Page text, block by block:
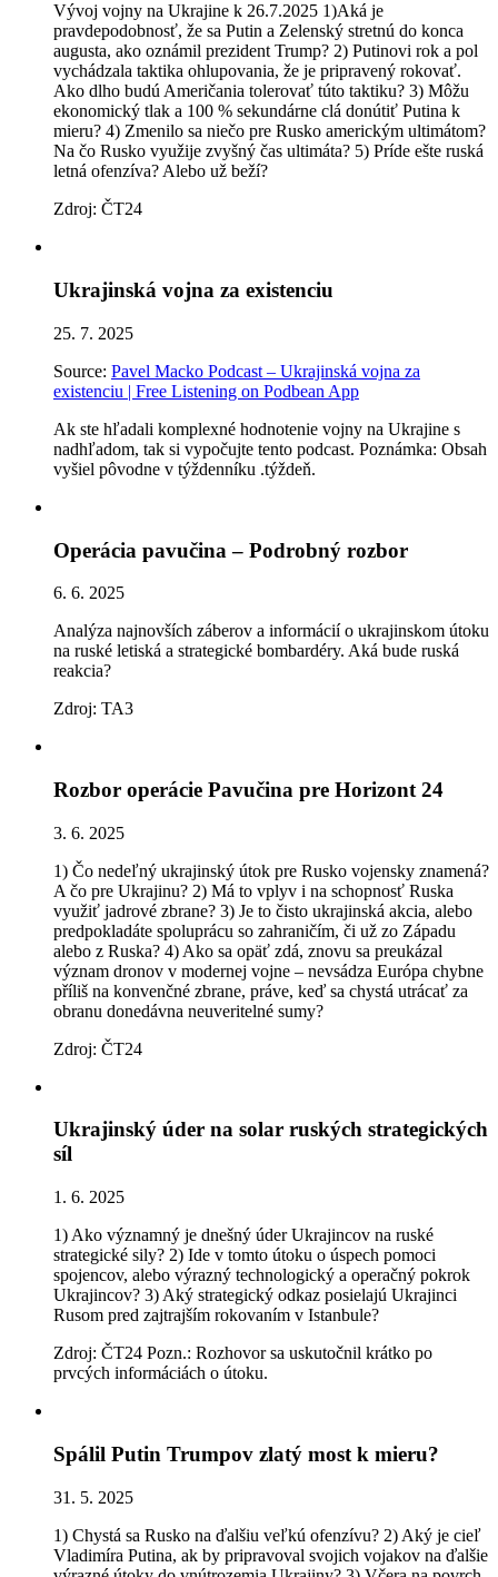
Vývoj vojny na Ukrajine k 26.7.2025 1)Aká je
pravdepodobnosť, že sa Putin a Zelenský stretnú do konca
augusta, ako oznámil prezident Trump? 2) Putinovi rok a pol
vychádzala taktika ohlupovania, že je pripravený rokovať.
Ako dlho budú Američania tolerovať túto taktiku? 3) Môžu
ekonomický tlak a 100 % sekundárne clá donútiť Putina k
mieru? 4) Zmenilo sa niečo pre Rusko americkým ultimátom?
Na čo Rusko využije zvyšný čas ultimáta? 5) Príde ešte ruská
letná ofenzíva? Alebo už beží?
Zdroj: ČT24
Ukrajinská vojna za existenciu
25. 7. 2025
Source: Pavel Macko Podcast – Ukrajinská vojna za
existenciu | Free Listening on Podbean App
Ak ste hľadali komplexné hodnotenie vojny na Ukrajine s
nadhľadom, tak si vypočujte tento podcast. Poznámka: Obsah
vyšiel pôvodne v týždenníku .týždeň.
Operácia pavučina – Podrobný rozbor
6. 6. 2025
Analýza najnovších záberov a informácií o ukrajinskom útoku
na ruské letiská a strategické bombardéry. Aká bude ruská
reakcia?
Zdroj: TA3
Rozbor operácie Pavučina pre Horizont 24
3. 6. 2025
1) Čo nedeľný ukrajinský útok pre Rusko vojensky znamená?
A čo pre Ukrajinu? 2) Má to vplyv i na schopnosť Ruska
využiť jadrové zbrane? 3) Je to čisto ukrajinská akcia, alebo
predpokladáte spoluprácu so zahraničím, či už zo Západu
alebo z Ruska? 4) Ako sa opäť zdá, znovu sa preukázal
význam dronov v modernej vojne – nevsádza Európa chybne
příliš na konvenčné zbrane, práve, keď sa chystá utrácať za
obranu donedávna neuveritelné sumy?
Zdroj: ČT24
Ukrajinský úder na solar ruských strategických
síl
1. 6. 2025
1) Ako významný je dnešný úder Ukrajincov na ruské
strategické sily? 2) Ide v tomto útoku o úspech pomoci
spojencov, alebo výrazný technologický a operačný pokrok
Ukrajincov? 3) Aký strategický odkaz posielajú Ukrajinci
Rusom pred zajtrajším rokovaním v Istanbule?
Zdroj: ČT24 Pozn.: Rozhovor sa uskutočnil krátko po
prvcých informáciách o útoku.
Spálil Putin Trumpov zlatý most k mieru?
31. 5. 2025
1) Chystá sa Rusko na ďalšiu veľkú ofenzívu? 2) Aký je cieľ
Vladimíra Putina, ak by pripravoval svojich vojakov na ďalšie